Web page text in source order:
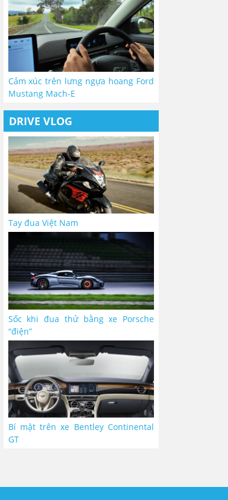
Cảm xúc trên lưng ngựa hoang Ford
Mustang Mach-E
DRIVE VLOG
Tay đua Việt Nam
Sốc khi đua thử bằng xe Porsche
“điện”
Bí mật trên xe Bentley Continental
GT